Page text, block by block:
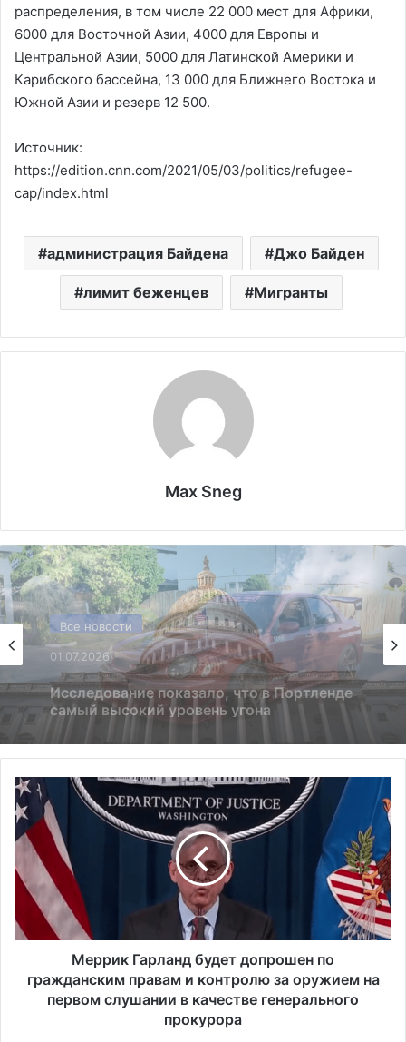
распределения, в том числе 22 000 мест для Африки,
6000 для Восточной Азии, 4000 для Европы и
Центральной Азии, 5000 для Латинской Америки и
Карибского бассейна, 13 000 для Ближнего Востока и
Южной Азии и резерв 12 500.
Источник:
https://edition.cnn.com/2021/05/03/politics/refugee-
cap/index.html
администрация Байдена Джо Байден
лимит беженцев Мигранты
Max Sneg
Политика
24.06.2025
Россия больше не получит американских
льгот: что это значит и к чему приведёт
М
е
р
р
и
к
а
р
Меррик Гарланд будет допрошен по
гражданским правам и контролю за оружием на
первом слушании в качестве генерального
прокурора